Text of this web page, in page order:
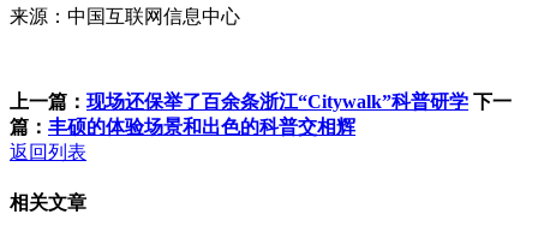
来源：中国互联网信息中心
上一篇： 现场还保举了百余条浙江“Citywalk”科普研学 下一
篇： 丰硕的体验场景和出色的科普交相辉
返回列表
相关文章